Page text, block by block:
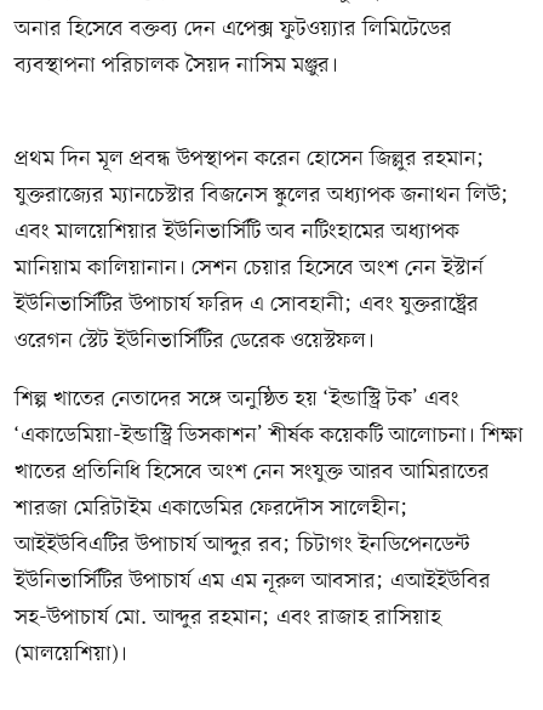
অনার হিসেবে বক্তব্য দেন এপেক্স ফুটওয়্যার লিমিটেডের
ব্যবস্থাপনা পরিচালক সৈয়দ নাসিম মঞ্জুর।
প্রথম দিন মূল প্রবন্ধ উপস্থাপন করেন হোসেন জিল্লুর রহমান;
যুক্তরাজ্যের ম্যানচেস্টার বিজনেস স্কুলের অধ্যাপক জনাথন লিউ;
এবং মালয়েশিয়ার ইউনিভার্সিটি অব নটিংহামের অধ্যাপক
মানিয়াম কালিয়ানান। সেশন চেয়ার হিসেবে অংশ নেন ইস্টার্ন
ইউনিভার্সিটির উপাচার্য ফরিদ এ সোবহানী; এবং যুক্তরাষ্ট্রের
ওরেগন স্টেট ইউনিভার্সিটির ডেরেক ওয়েস্টফল।
শিল্প খাতের নেতাদের সঙ্গে অনুষ্ঠিত হয় ‘ইন্ডাস্ট্রি টক’ এবং
‘একাডেমিয়া-ইন্ডাস্ট্রি ডিসকাশন’ শীর্ষক কয়েকটি আলোচনা। শিক্ষা
খাতের প্রতিনিধি হিসেবে অংশ নেন সংযুক্ত আরব আমিরাতের
শারজা মেরিটাইম একাডেমির ফেরদৌস সালেহীন;
আইইউবিএটির উপাচার্য আব্দুর রব; চিটাগং ইনডিপেনডেন্ট
ইউনিভার্সিটির উপাচার্য এম এম নূরুল আবসার; এআইইউবির
সহ-উপাচার্য মো. আব্দুর রহমান; এবং রাজাহ রাসিয়াহ
(মালয়েশিয়া)।